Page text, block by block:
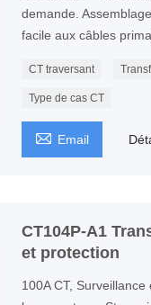
demande.
facile aux câbles
CT traversant
Type de cas CT
 Email
CT104P-A1
et protection
100A CT,